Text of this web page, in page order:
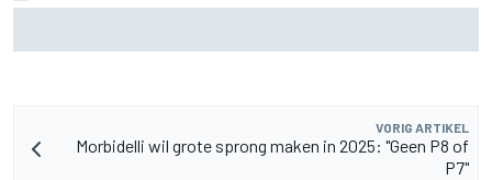
VORIG ARTIKEL
Morbidelli wil grote sprong maken in 2025: "Geen P8 of
P7"